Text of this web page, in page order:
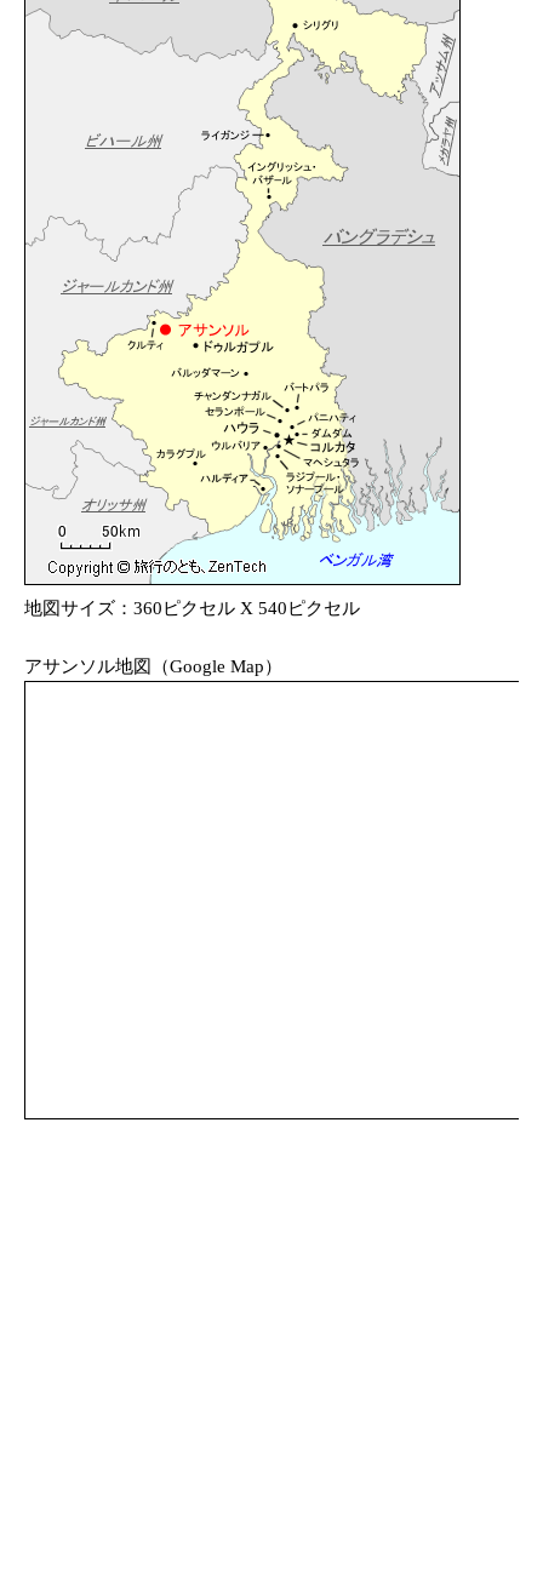
地図サイズ：360ピクセル X 540ピクセル
アサンソル地図（Google Map）